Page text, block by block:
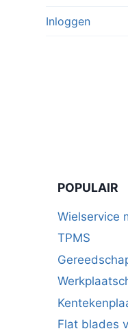
Inloggen
POPULAIR
Wielservice
TPMS
Flat blades